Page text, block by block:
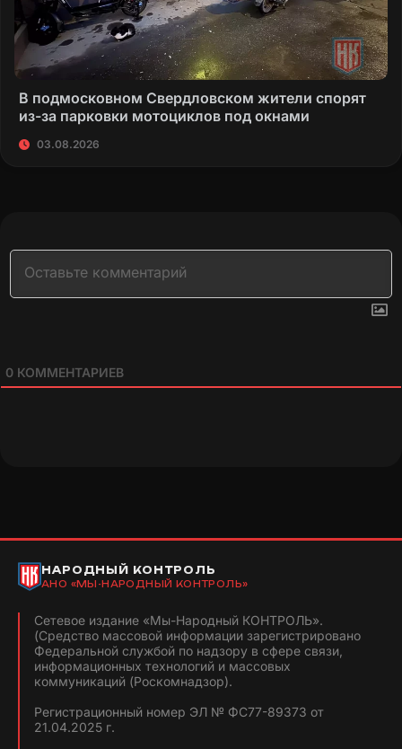
В подмосковном Свердловском жители спорят
из-за парковки мотоциклов под окнами
03.08.2026
0 КОММЕНТАРИЕВ
НАРОДНЫЙ КОНТРОЛЬ
АНО «МЫ-НАРОДНЫЙ КОНТРОЛЬ»
Сетевое издание «Мы-Народный КОНТРОЛЬ».
(Средство массовой информации зарегистрировано
Федеральной службой по надзору в сфере связи,
информационных технологий и массовых
коммуникаций (Роскомнадзор).
Регистрационный номер ЭЛ № ФС77-89373 от
21.04.2025 г.